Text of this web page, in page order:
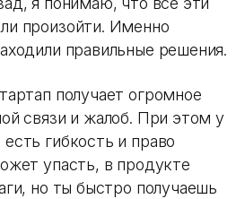
произойти. Именно
правильные решения.
получает огромное
связи и жалоб. При этом у
гибкость и право
упасть, в продукте
но ты быстро получаешь